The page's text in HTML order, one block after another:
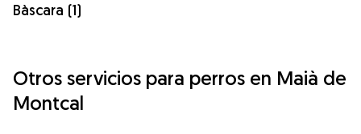
Bàscara (1)
Otros servicios para perros en Maià de
Montcal